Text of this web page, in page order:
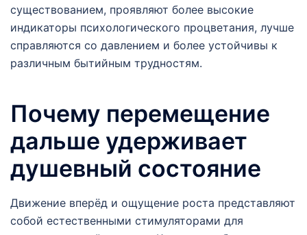
существованием, проявляют более высокие
индикаторы психологического процветания, лучше
справляются со давлением и более устойчивы к
различным бытийным трудностям.
Почему перемещение
дальше удерживает
душевный состояние
Движение вперёд и ощущение роста представляют
собой естественными стимуляторами для